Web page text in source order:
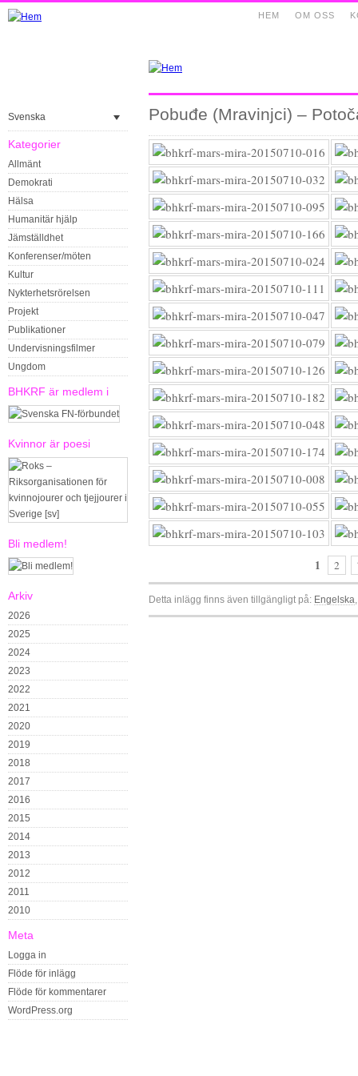
OM OSS
HEM
Svenska
Kategorier
Allmänt
Demokrati
Hälsa
Humanitär hjälp
Jämställdhet
Konferenser/möten
Kultur
Nykterhetsrörelsen
Projekt
Publikationer
Undervisningsfilmer
Ungdom
BHKRF är medlem i
Kvinnor är poesi
Bli medlem!
Arkiv
2026
2025
2024
2023
2022
2021
2020
2019
2018
2017
2016
2015
2014
2013
2012
2011
2010
Meta
Logga in
Flöde för inlägg
Flöde för kommentarer
WordPress.org
Pobuđe (Mravinjci) –
1 2
Detta inlägg finns även tillgängligt på: Engelska